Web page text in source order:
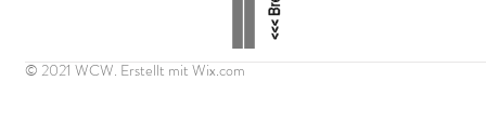
© 2021 WCW. Erstellt mit Wix.com